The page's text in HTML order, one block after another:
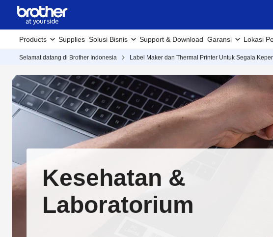
Products Supplies Solusi Bisnis Support & Download Garansi Lokasi
Selamat datang di Brother Indonesia Label Maker dan Thermal Printer Untuk Segala
Kesehatan &
Laboratorium